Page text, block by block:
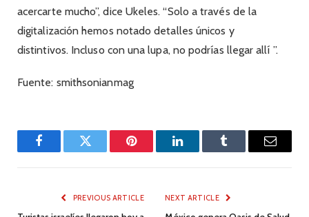
acercarte mucho”, dice Ukeles. “Solo a través de la
digitalización hemos notado detalles únicos y
distintivos. Incluso con una lupa, no podrías llegar allí ”.
Fuente: smithsonianmag
FacebookTwitter Pinterest LinkedInTumblr Email
PREVIOUS ARTICLE NEXT ARTICLE